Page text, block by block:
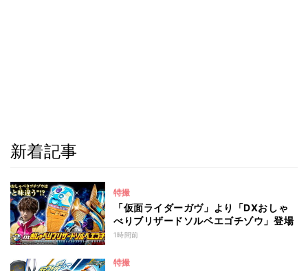
新着記事
特撮
「仮面ライダーガヴ」より「DXおしゃ
べりブリザードソルベエゴチゾウ」登場
1時間前
特撮